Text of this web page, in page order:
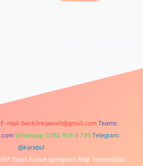
betexper yeni giriş
E-mail: backlinkpaneli@gmail.com Teams:
Whatsapp: 0262 606 0 726 Telegram:
@karabul
Sayılı Kanun gereğince Bilgi Teknolojileri